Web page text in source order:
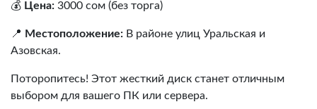
💰 Цена: 3000 сом (без торга)
📍 Местоположение: В районе улиц Уральская и
Азовская.
Поторопитесь! Этот жесткий диск станет отличным
выбором для вашего ПК или сервера.